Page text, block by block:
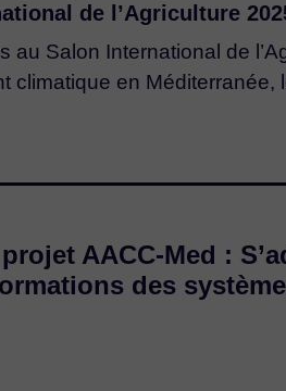
de l’Agriculture
Salon International de
climatique en
AACC-Med :
des